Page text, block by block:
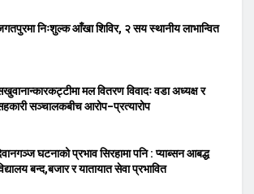
निःशुल्क आँखा शिविर, २ सय स्थानीय लाभान्वित
मल वितरण विवादः वडा अध्यक्ष र
सञ्चालकबीच आरोप–प्रत्यारोप
घटनाको प्रभाव सिरहामा पनि : प्याब्सन आबद्ध
बन्द,बजार र यातायात सेवा प्रभावित